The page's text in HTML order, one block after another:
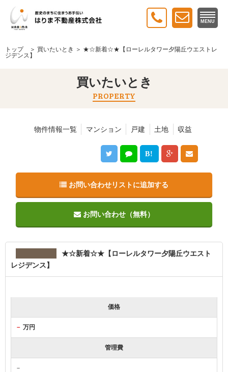
MENU
トップ＞ 買いたいとき ＞ ★☆新着☆★【ローレルタワー夕陽丘ウエストレ
ジデンス】
買いたいとき
PROPERTY
物件情報一覧 マンション 戸建 土地 収益
B!
お問い合わせリストに追加する
お問い合わせ（無料）
★☆新着☆★【ローレルタワー夕陽丘ウエスト
レジデンス】
価格
－ 万円
管理費
－